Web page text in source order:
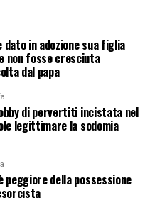
in adozione sua figlia
non fosse cresciuta
dal papa
di pervertiti incistata nel
legittimare la sodomia
della possessione